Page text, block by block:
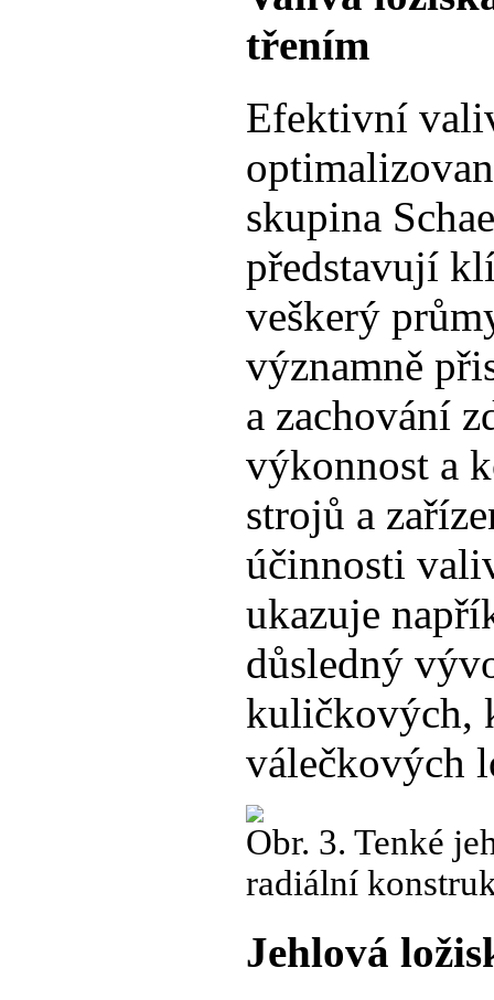
třením
Efektivní
skupina
představují
veškerý
významně
a zachování
výkonnost a
strojů a
účinnosti
ukazuje
důsledný
kuličkových,
válečkových
Obr. 3. Tenké
radiální
Jehlová